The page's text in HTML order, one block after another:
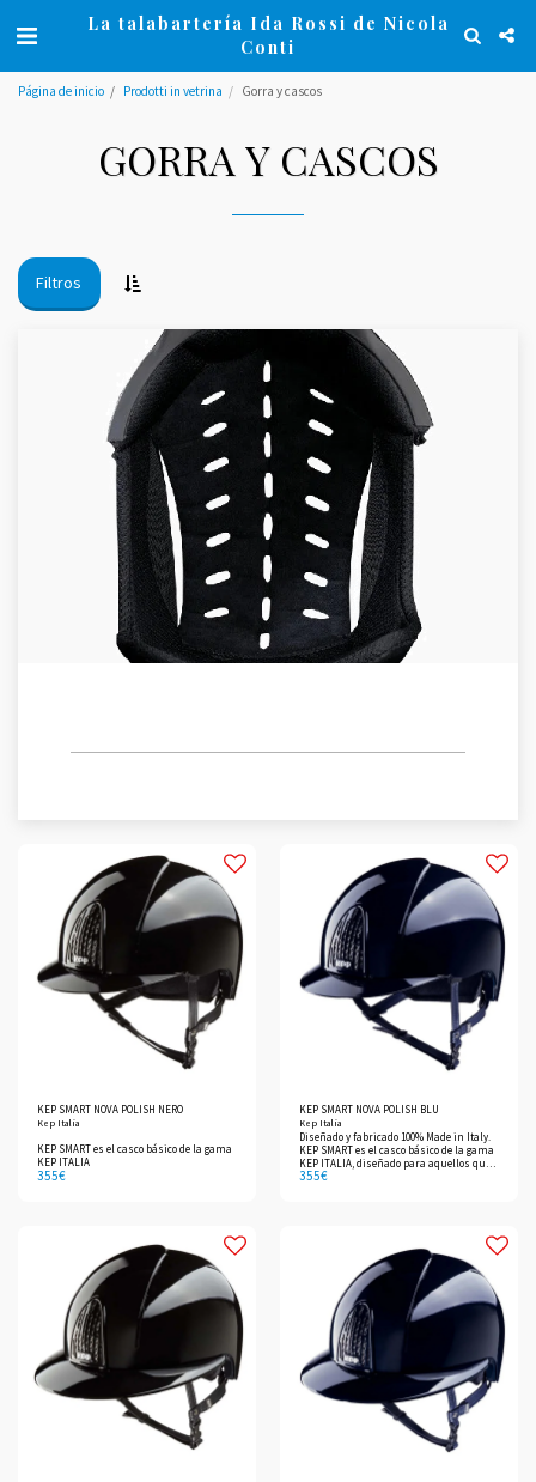
La talabartería Ida Rossi de Nicola
Conti
Página de inicio Prodotti in vetrina Gorra y cascos
GORRA Y CASCOS
Filtros
KEP SMART NOVA POLISH NERO
Kep Italia
KEP SMART es el casco básico de la gama
KEP ITALIA
355€
KEP SMART NOVA POLISH BLU
Kep Italia
Diseñado y fabricado 100% Made in Italy.
KEP SMART es el casco básico de la gama
KEP ITALIA, diseñado para aquellos que
no quieren renunciar a las prestaciones
355€